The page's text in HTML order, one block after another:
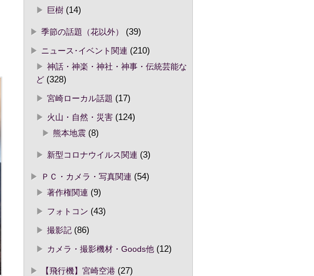
巨樹(14)
季節の話題（花以外）
(39)
ニュース･イベント関連 (210)
神話・神楽・神社・神事・伝統芸能な
ど(328)
宮崎ローカル話題 (17)
火山・自然・災害(124)
熊本地震(8)
新型コロナウイルス関連 (3)
ＰＣ・カメラ・写真関連 (54)
著作権関連 (9)
フォトコン (43)
撮影記(86)
カメラ・撮影機材・Goods他(12)
【飛行機】宮崎空港(27)